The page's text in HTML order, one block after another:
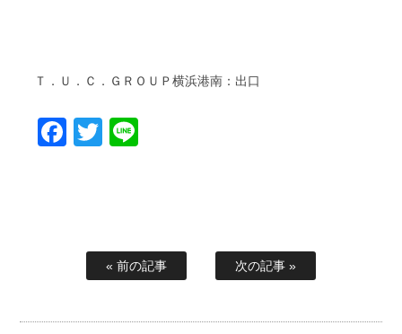
Ｔ．Ｕ．Ｃ．ＧＲＯＵＰ横浜港南：出口
Facebook
Twitter
« 前の記事 次の記事 »